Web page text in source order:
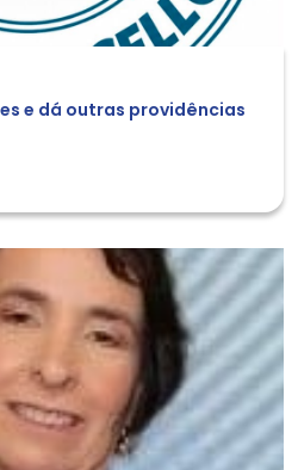
e dá outras providências